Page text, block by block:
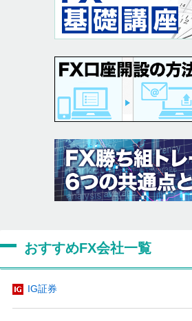
おすすめFX会社一覧
IG証券